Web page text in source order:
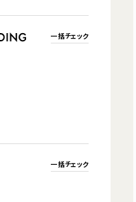
一括チェック
一括チェック